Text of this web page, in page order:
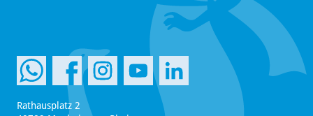
Rathausplatz 2